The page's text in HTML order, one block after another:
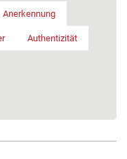
Anerkennung
Authentizität